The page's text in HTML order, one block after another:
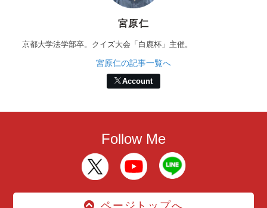
宮原仁
京都大学法学部卒。クイズ大会「白鹿杯」主催。
宮原仁の記事一覧へ
Account
Follow Me